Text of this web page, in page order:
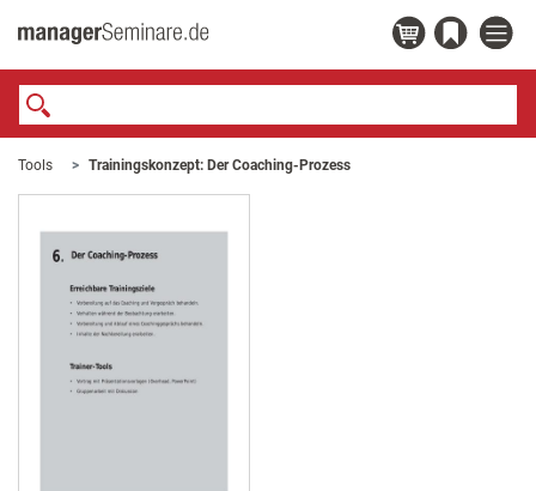
Tools Trainingskonzept: Der Coaching-Prozess